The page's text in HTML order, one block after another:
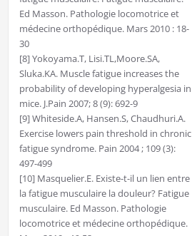
Ed Masson. Pathologie locomotrice et
médecine orthopédique. Mars 2010 : 18-
30
[8] Yokoyama.T, Lisi.TL,Moore.SA,
Sluka.KA. Muscle fatigue increases the
probability of developing hyperalgesia in
mice. J.Pain 2007; 8 (9): 692-9
[9]Whiteside.A, Hansen.S, Chaudhuri.A.
Exercise lowers pain threshold in chronic
fatigue syndrome. Pain 2004 ; 109 (3):
497-499
[10] Masquelier.E. Existe-t-il un lien entre
la fatigue musculaire la douleur? Fatigue
musculaire. Ed Masson. Pathologie
locomotrice et médecine orthopédique.